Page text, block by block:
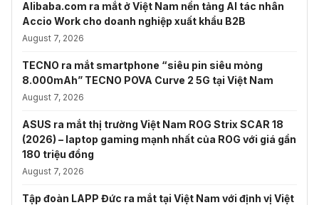
Alibaba.com ra mắt ở Việt Nam nền tảng AI tác nhân
Accio Work cho doanh nghiệp xuất khẩu B2B
August 7, 2026
TECNO ra mắt smartphone “siêu pin siêu mỏng
8.000mAh” TECNO POVA Curve 2 5G tại Việt Nam
August 7, 2026
ASUS ra mắt thị trường Việt Nam ROG Strix SCAR 18
(2026) – laptop gaming mạnh nhất của ROG với giá gần
180 triệu đồng
August 7, 2026
Tập đoàn LAPP Đức ra mắt tại Việt Nam với định vị Việt